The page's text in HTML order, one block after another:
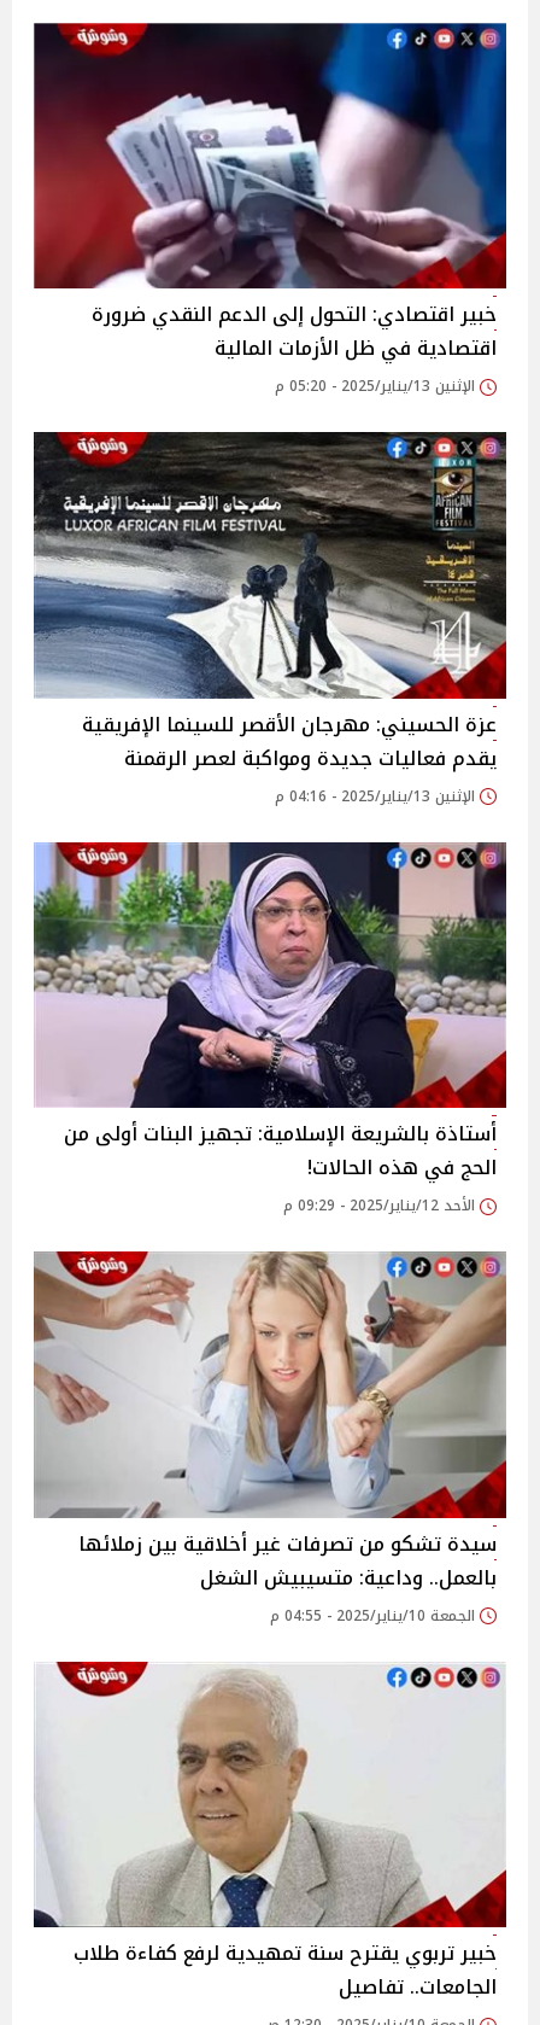
خبير اقتصادي: التحول إلى الدعم النقدي ضرورة
اقتصادية في ظل الأزمات المالية‎
الإثنين 13/يناير/2025 - 05:20 م
عزة الحسيني: مهرجان الأقصر للسينما الإفريقية
يقدم فعاليات جديدة ومواكبة لعصر الرقمنة‎
الإثنين 13/يناير/2025 - 04:16 م
أستاذة بالشريعة الإسلامية: تجهيز البنات أولى من
الحج في هذه الحالات‎!
الأحد 12/يناير/2025 - 09:29 م
سيدة تشكو من تصرفات غير أخلاقية بين زملائها
بالعمل.. وداعية: متسيبيش الشغل
الجمعة 10/يناير/2025 - 04:55 م
خبير تربوي يقترح سنة تمهيدية لرفع كفاءة طلاب
الجامعات.. تفاصيل